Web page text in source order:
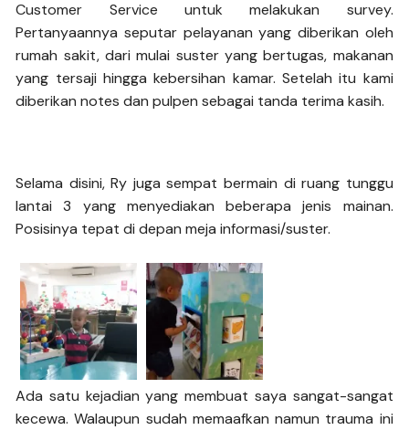
Customer Service untuk melakukan survey.
Pertanyaannya seputar pelayanan yang diberikan oleh
rumah sakit, dari mulai suster yang bertugas, makanan
yang tersaji hingga kebersihan kamar. Setelah itu kami
diberikan notes dan pulpen sebagai tanda terima kasih.
Selama disini, Ry juga sempat bermain di ruang tunggu
lantai 3 yang menyediakan beberapa jenis mainan.
Posisinya tepat di depan meja informasi/suster.
Ada satu kejadian yang membuat saya sangat-sangat
kecewa. Walaupun sudah memaafkan namun trauma ini